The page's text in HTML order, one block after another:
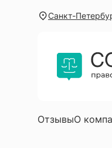
Санкт-
ОтзывыО